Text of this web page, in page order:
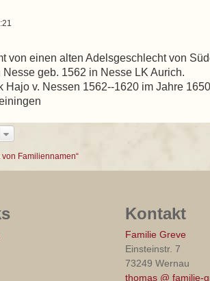
von einen alten Adelsgeschlecht von
geb. 1562 in Nesse LK Aurich.
Hajo v. Nessen 1562--1620 im Jahre
Familiennamen“
Kontakt
Familie Greve
Einsteinstr. 7
73249 Wernau
thomas @ familie-